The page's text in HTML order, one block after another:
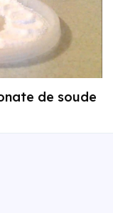
de soude